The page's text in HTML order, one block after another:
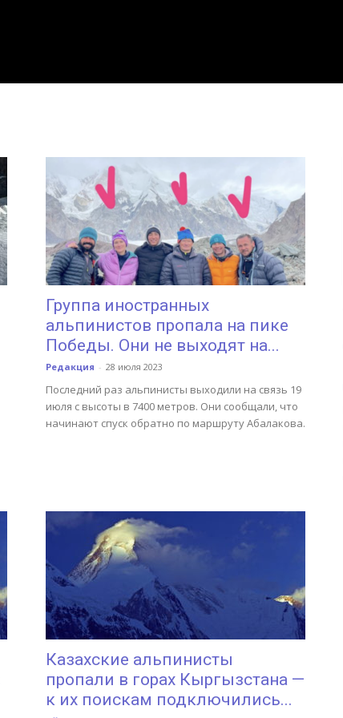
Группа иностранных
альпинистов пропала на пике
Победы. Они не выходят на...
Редакция - 28 июля 2023
Последний раз альпинисты выходили на связь 19
июля с высоты в 7400 метров. Они сообщали, что
начинают спуск обратно по маршруту Абалакова.
Казахские альпинисты
пропали в горах Кыргызстана —
к их поискам подключились...